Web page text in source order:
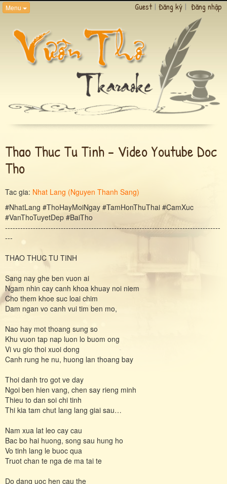
Menu Guest | Đăng ký | Đăng nhập
Thao Thuc Tu Tinh - Video Youtube Doc
Tho
Tac gia: Nhat Lang (Nguyen Thanh Sang)
#NhatLang #ThoHayMoiNgay #TamHonThuThai #CamXuc
#VanThoTuyetDep #BaiTho
-------------------------------------------------------------------------------------
---
THAO THUC TU TINH
Sang nay ghe ben vuon ai
Ngam nhin cay canh khoa khuay noi niem
Cho them khoe suc loai chim
Dam ngan vo canh vui tim ben mo,
Nao hay mot thoang sung so
Khu vuon tap nap luon lo buom ong
Vi vu gio thoi xuoi dong
Canh rung he nu, huong lan thoang bay
Thoi danh tro got ve day
Ngoi ben hien vang, chen say rieng minh
Thieu to dan soi chi tinh
Thi kia tam chut lang lang giai sau…
Nam xua lat leo cay cau
Bac bo hai huong, song sau hung ho
Vo tinh lang le buoc qua
Truot chan te nga de ma tai te
Do dang uoc hen cau the